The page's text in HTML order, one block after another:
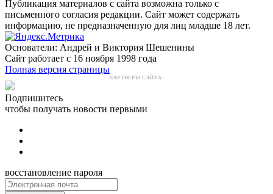
Публикация материалов с сайта возможна только с
письменного согласия редакции. Сайт может содержать
информацию, не предназначенную для лиц младше 18 лет.
Основатели: Андрей и Виктория Шешенины
Сайт работает с 16 ноября 1998 года
Полная версия страницы
ПАРТНЕРЫ САЙТА:
Подпишитесь
чтобы получать новости первыми
восстановление пароля